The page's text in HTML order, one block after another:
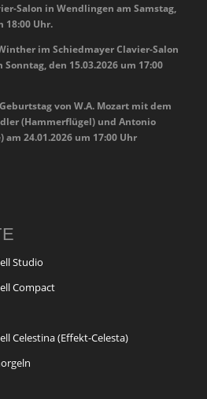
Salon in Wendlingen am Samstag,
18:00 Uhr.
im Schiedmayer Clavier-Salon
den 15.03.2026 um 17:00
von W.A. Mozart mit dem
(Hammerflügel) und Antonio
24.01.2026 um 17:00 Uhr
Studio
Compact
Celestina (Effekt-Celesta)